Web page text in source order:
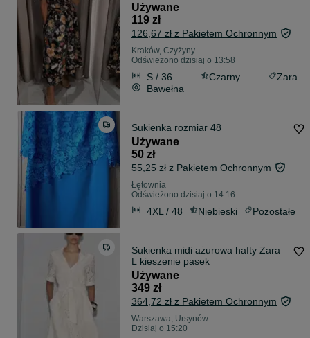
Używane
119 zł
126,67 zł z Pakietem Ochronnym
Kraków, Czyżyny
Odświeżono dzisiaj o 13:58
S / 36 Czarny
Zara
Bawełna
Sukienka rozmiar 48
Używane
50 zł
55,25 zł z Pakietem Ochronnym
Łętownia
Odświeżono dzisiaj o 14:16
4XL / 48 Niebieski Pozostałe
Sukienka midi ażurowa hafty Zara
L kieszenie pasek
Używane
349 zł
364,72 zł z Pakietem Ochronnym
Warszawa, Ursynów
Dzisiaj o 15:20